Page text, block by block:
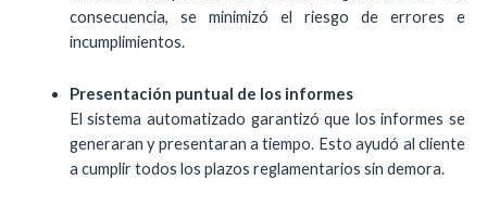
consecuencia, se minimizó el riesgo de errores e
incumplimientos.
Presentación puntual de los informes
El sistema automatizado garantizó que los informes se
generaran y presentaran a tiempo. Esto ayudó al cliente
a cumplir todos los plazos reglamentarios sin demora.